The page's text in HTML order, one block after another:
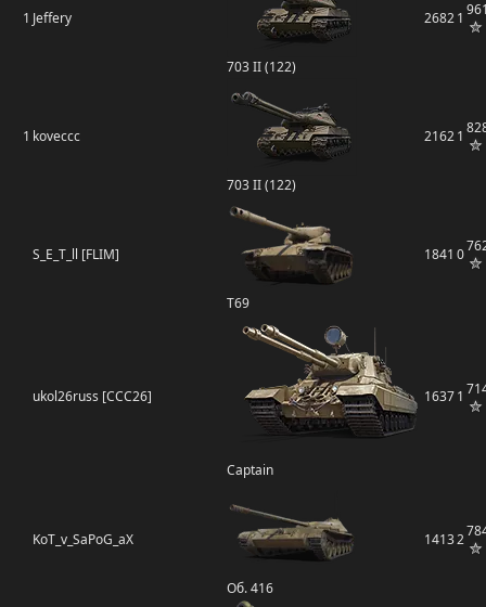
1 Jeffery
703 II (122)
26821
1 koveccc
703 II (122)
21621
S_E_T_ll [FLIM]
T69
1841 0
ukol26russ [CCC26]
Captain
16371
KoT_v_SaPoG_aX
Об. 416
14132